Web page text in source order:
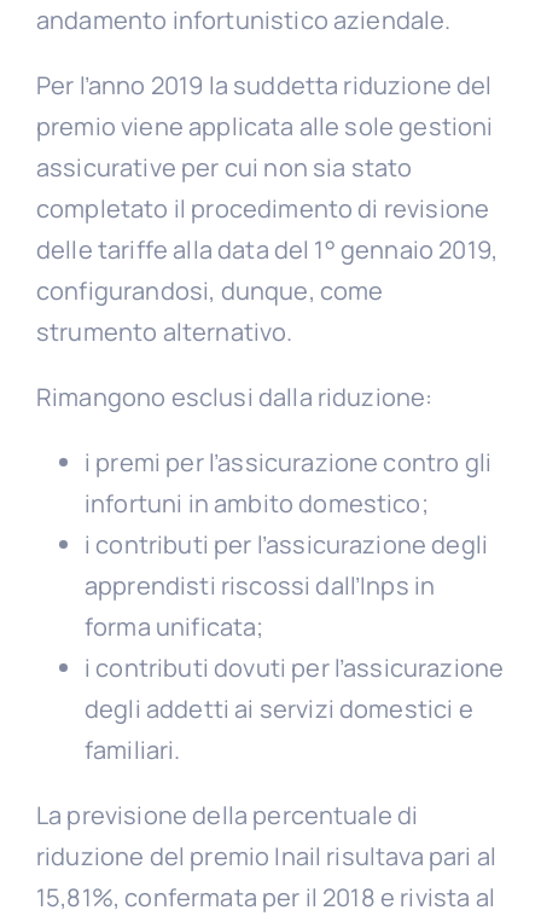
andamento infortunistico aziendale.
Per l’anno 2019 la suddetta riduzione del
premio viene applicata alle sole gestioni
assicurative per cui non sia stato
completato il procedimento di revisione
delle tariffe alla data del 1° gennaio 2019,
configurandosi, dunque, come
strumento alternativo.
Rimangono esclusi dalla riduzione:
i premi per l’assicurazione contro gli
infortuni in ambito domestico;
i contributi per l’assicurazione degli
apprendisti riscossi dall’Inps in
forma unificata;
i contributi dovuti per l’assicurazione
degli addetti ai servizi domestici e
familiari.
La previsione della percentuale di
riduzione del premio Inail risultava pari al
15,81%, confermata per il 2018 e rivista al